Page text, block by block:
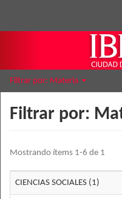
Filtrar por: Materia
Filtrar por:
Mostrando ítems 1-6 de 1
CIENCIAS SOCIALES (1)